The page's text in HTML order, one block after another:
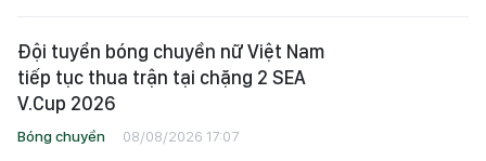
Đội tuyển bóng chuyền nữ Việt Nam
tiếp tục thua trận tại chặng 2 SEA
V.Cup 2026
Bóng chuyền 08/08/2026 17:07